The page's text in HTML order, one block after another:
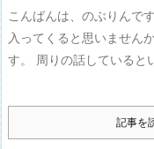
こんばんは、のぶりんで
入ってくると思いません
す。 周りの話していると
記事を